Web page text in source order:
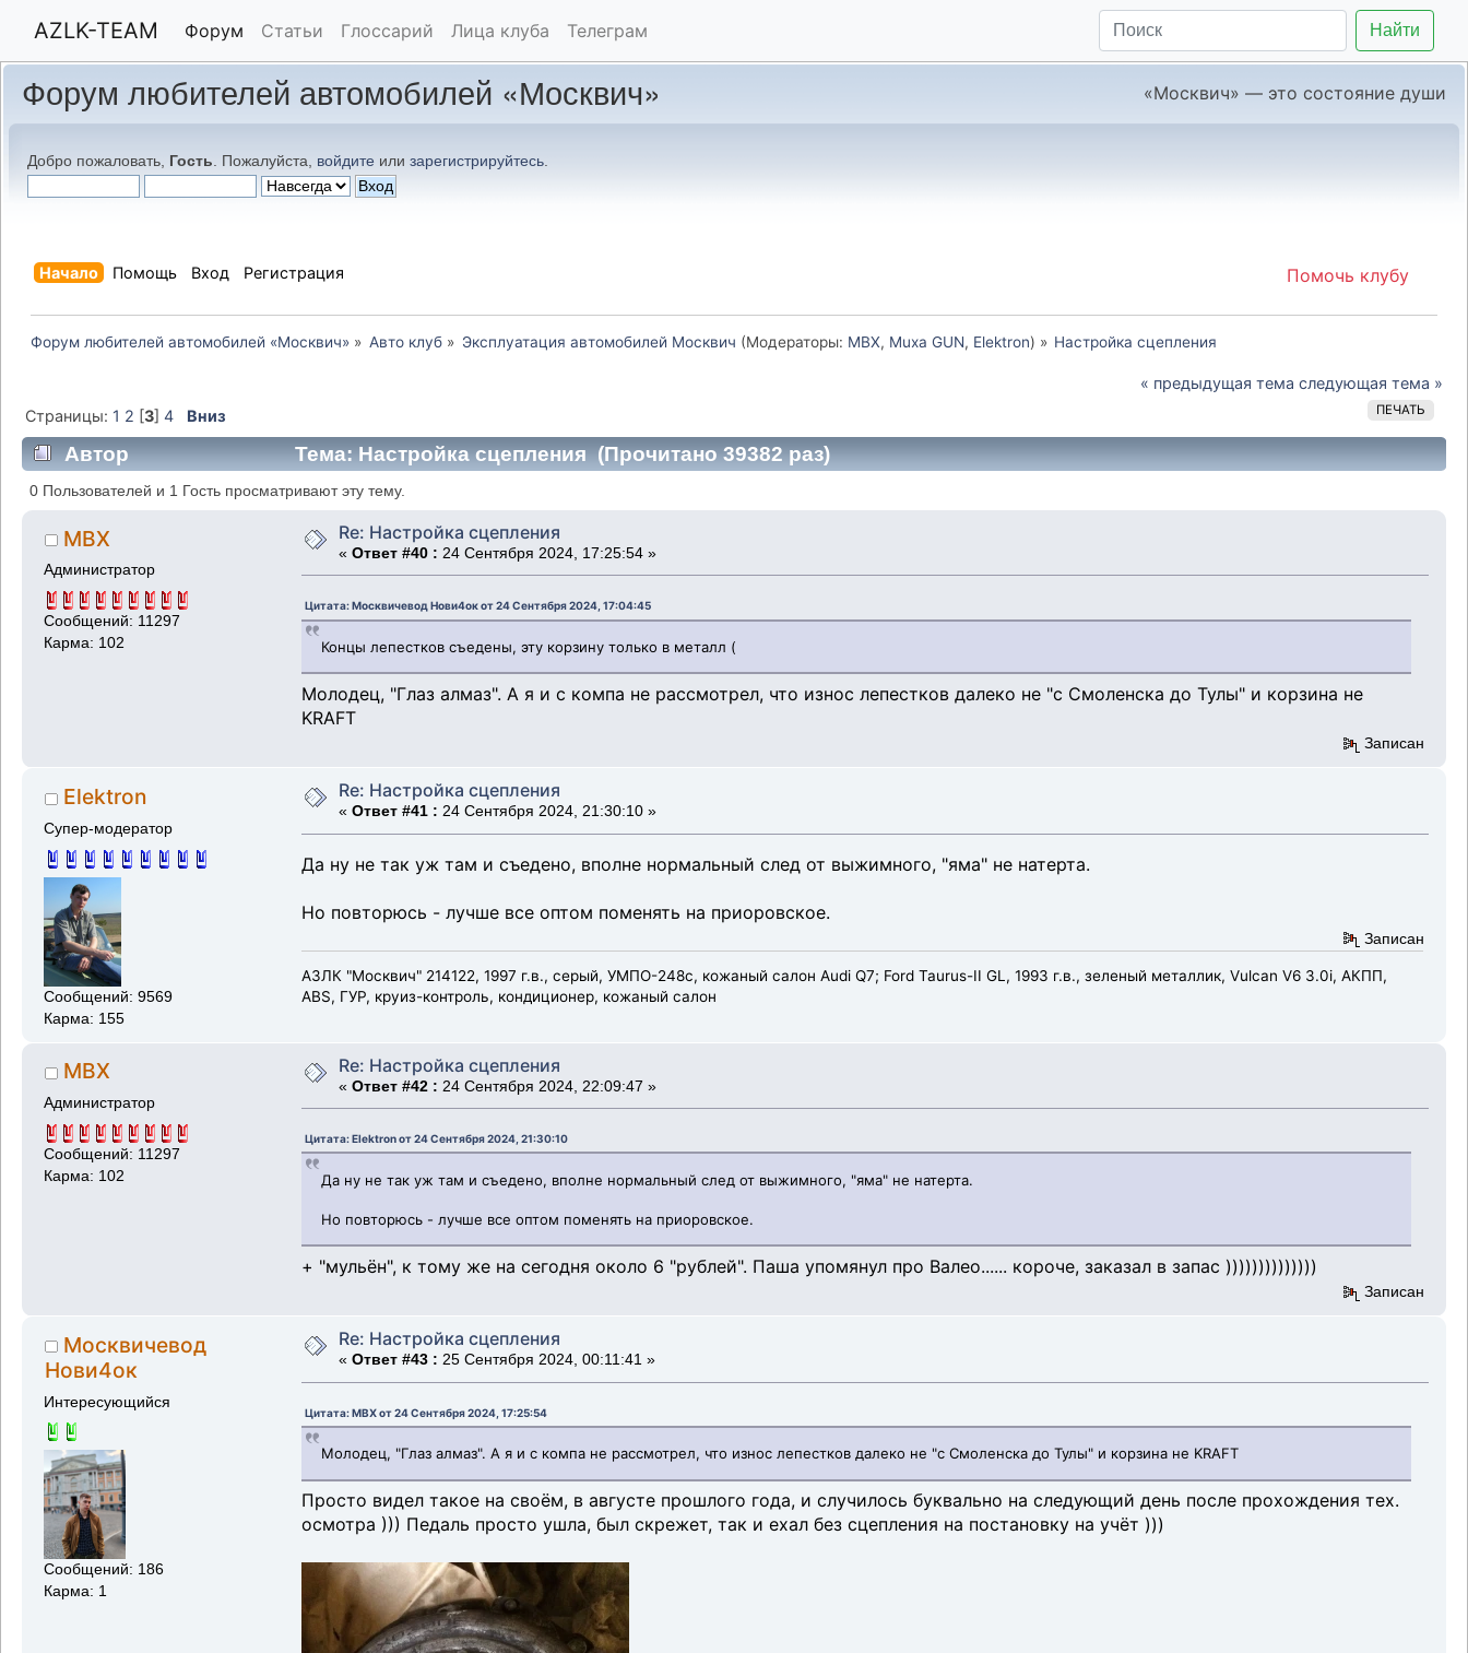
AZLK-TEAM Форум Статьи Глоссарий Лица клуба Телеграм Найти
Форум любителей автомобилей «Москвич» «Москвич» — это состояние души
Добро пожаловать, Гость . Пожалуйста, войдите или зарегистрируйтесь
Помочь клубу
Начало Помощь Вход Регистрация
Форум любителей автомобилей «Москвич» » Авто клуб» Эксплуатация автомобилей Москвич (Модераторы: MBX, Muxa GUN, Elektron) » Настройка сцепления
« предыдущая тема следующая тема »
ПЕЧАТЬ
Страницы: 1 2 [3] 4 Вниз
Автор Тема: Настройка сцепления (Прочитано 39382 раз)
0 Пользователей и 1 Гость просматривают эту тему.
MBX
Администратор
Сообщений: 11297
Карма: 102
Re: Настройка сцепления
« Ответ #40 : 24 Сентября 2024, 17:25:54 »
Цитата: Москвичевод Нови4ок от 24 Сентября 2024, 17:04:45
Концы лепестков съедены, эту корзину только в металл (
Молодец, "Глаз алмаз". А я и с компа не рассмотрел, что износ лепестков далеко не "с Смоленска до Тулы" и корзина не
KRAFT
Записан
Elektron
Супер-модератор
Сообщений: 9569
Карма: 155
Re: Настройка сцепления
« Ответ #41 : 24 Сентября 2024, 21:30:10 »
Да ну не так уж там и съедено, вполне нормальный след от выжимного, "яма" не натерта.
Но повторюсь - лучше все оптом поменять на приоровское.
Записан
АЗЛК "Москвич" 214122, 1997 г.в., серый, УМПО-248с, кожаный салон Audi Q7; Ford Taurus-II GL, 1993 г.в., зеленый металлик, Vulcan V6 3.0i, АКПП,
ABS, ГУР, круиз-контроль, кондиционер, кожаный салон
MBX
Администратор
Сообщений: 11297
Карма: 102
Re: Настройка сцепления
« Ответ #42 : 24 Сентября 2024, 22:09:47 »
Цитата: Elektron от 24 Сентября 2024, 21:30:10
Да ну не так уж там и съедено, вполне нормальный след от выжимного, "яма" не натерта.
Но повторюсь - лучше все оптом поменять на приоровское.
+ "мульён", к тому же на сегодня около 6 "рублей". Паша упомянул про Валео...... короче, заказал в запас ))))))))))))))
Записан
Москвичевод
Нови4ок
Интересующийся
Сообщений: 186
Карма: 1
Re: Настройка сцепления
« Ответ #43 : 25 Сентября 2024, 00:11:41 »
Цитата: MBX от 24 Сентября 2024, 17:25:54
Молодец, "Глаз алмаз". А я и с компа не рассмотрел, что износ лепестков далеко не "с Смоленска до Тулы" и корзина не KRAFT
Просто видел такое на своём, в августе прошлого года, и случилось буквально на следующий день после прохождения тех.
осмотра ))) Педаль просто ушла, был скрежет, так и ехал без сцепления на постановку на учёт )))